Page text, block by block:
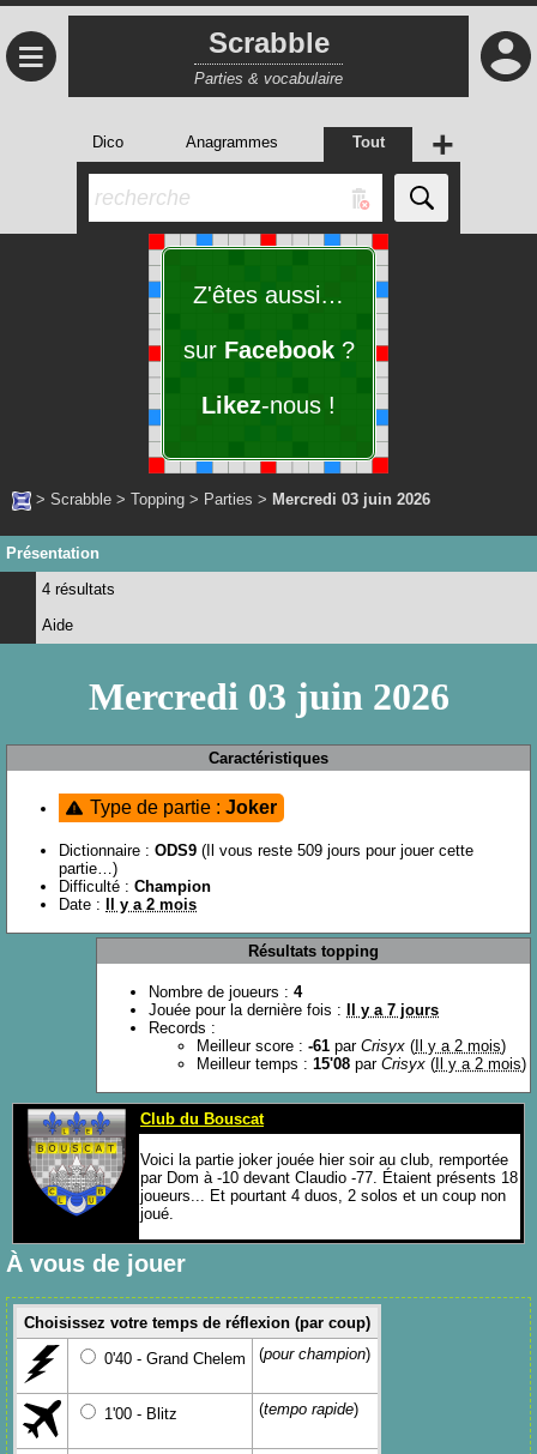
≡ Scrabble
Parties & vocabulaire
Dico Anagrammes Tout +
Z'êtes aussi…
sur Facebook?
Likez-nous !
> Scrabble > Topping > Parties > Mercredi 03 juin 2026
Présentation
4 résultats
Aide
Mercredi 03 juin 2026
Caractéristiques
Type de partie : Joker
Dictionnaire : ODS9 (Il vous reste 509 jours pour jouer cette
partie…)
Difficulté : Champion
Date :
Il y a 2 mois
Résultats topping
Nombre de joueurs : 4
Jouée pour la dernière fois :
Il y a 7 jours
Records :
Meilleur score : -61 par Crisyx ( Il y a 2 mois)
Meilleur temps : 15'08 par Crisyx ( Il y a 2 mois)
Club du Bouscat
Voici la partie joker jouée hier soir au club, remportée
par Dom à -10 devant Claudio -77. Étaient présents 18
joueurs... Et pourtant 4 duos, 2 solos et un coup non
joué.
À vous de jouer
Choisissez votre temps de réflexion (par coup)
0'40 - Grand Chelem
(pour champion)
1'00 - Blitz (tempo rapide)